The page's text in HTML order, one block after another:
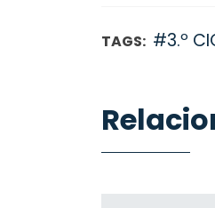
TAGS: #3.º